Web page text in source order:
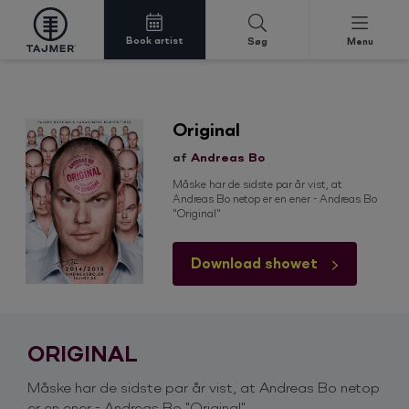
Book artist Søg Menu
Original
afAndreas Bo
Måske har de sidste par år vist, at
Andreas Bo netop er en ener - Andreas Bo
"Original"
Download showet
ORIGINAL
Måske har de sidste par år vist, at Andreas Bo netop